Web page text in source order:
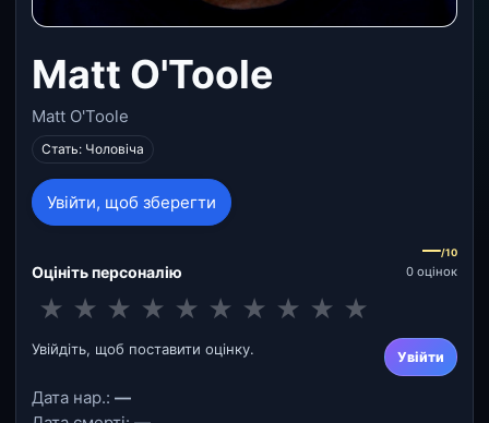
Matt O'Toole
Matt O'Toole
Стать: Чоловіча
Увійти, щоб зберегти
Оцініть персоналію
—/10
0 оцінок
★ ★ ★ ★ ★ ★ ★ ★ ★ ★
Увійдіть, щоб поставити оцінку. Увійти
Дата нар.: —